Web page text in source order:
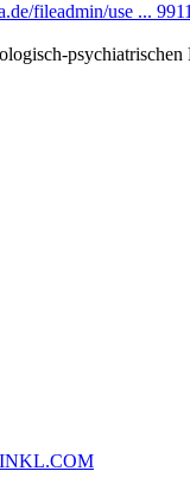
fileadmin/use ...